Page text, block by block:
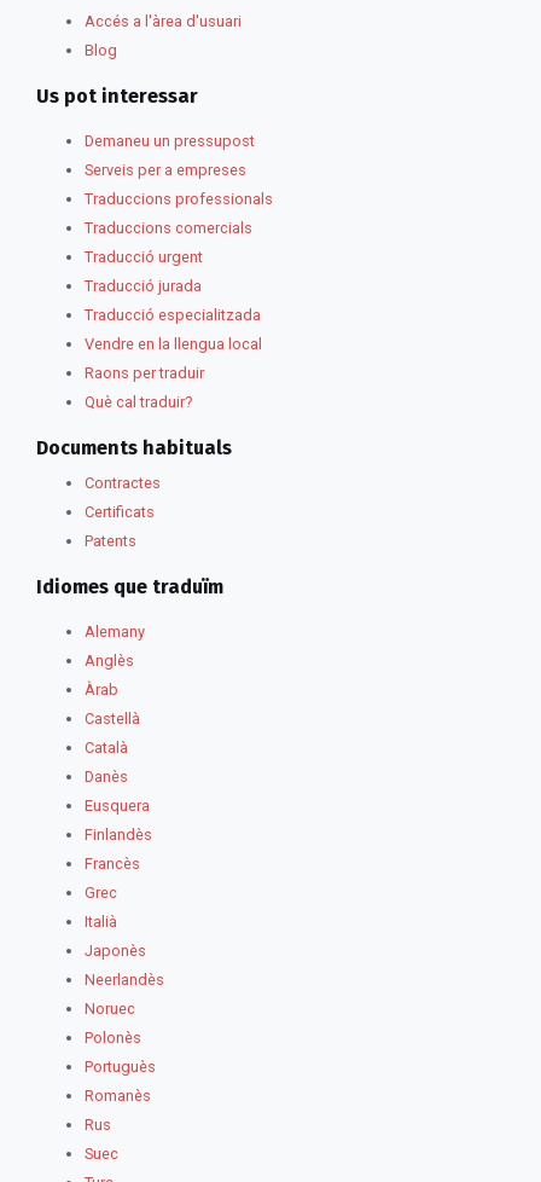
Accés a l'àrea d'usuari
Blog
Us pot interessar
Demaneu un pressupost
Serveis per a empreses
Traduccions professionals
Traduccions comercials
Traducció urgent
Traducció jurada
Traducció especialitzada
Vendre en la llengua local
Raons per traduir
Què cal traduir?
Documents habituals
Contractes
Certificats
Patents
Idiomes que traduïm
Alemany
Anglès
Àrab
Castellà
Català
Danès
Eusquera
Finlandès
Francès
Grec
Italià
Japonès
Neerlandès
Noruec
Polonès
Portuguès
Romanès
Rus
Suec